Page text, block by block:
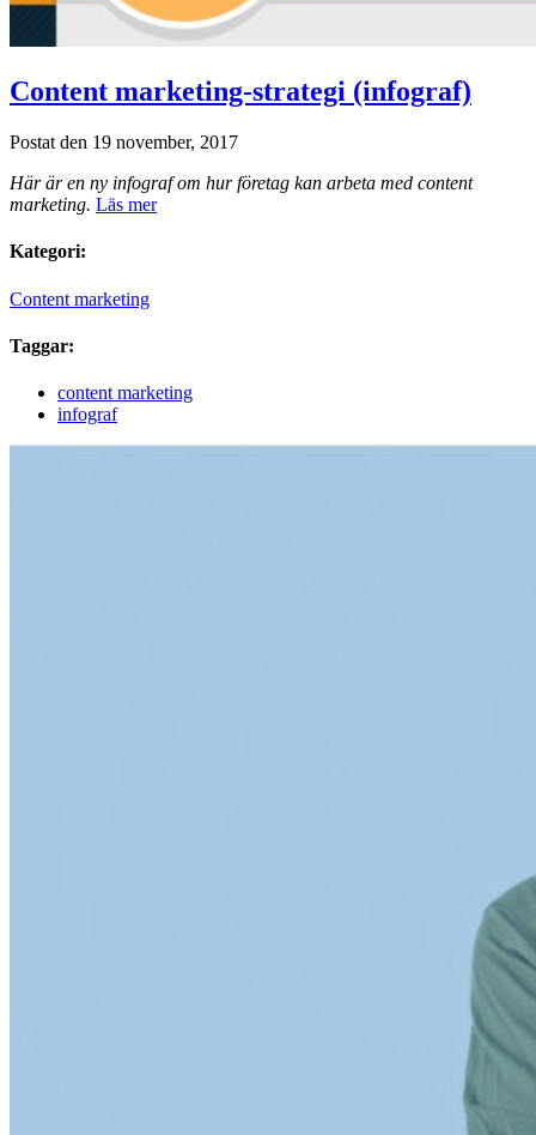
Content marketing-strategi (infograf)
Postat den 19 november, 2017
Här är en ny infograf om hur företag kan arbeta med content
marketing. Läs mer
Kategori:
Content marketing
Taggar:
content marketing
infograf